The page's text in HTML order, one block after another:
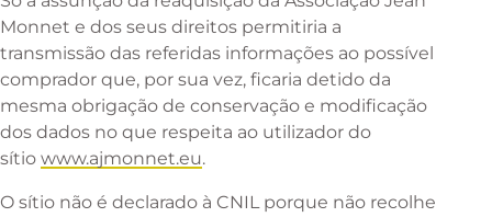
Monnet e dos seus direitos permitiria a
transmissão das referidas informações ao possível
comprador que, por sua vez, ficaria detido da
mesma obrigação de conservação e modificação
dos dados no que respeita ao utilizador do
sítio www.ajmonnet.eu.
O sítio não é declarado à CNIL porque não recolhe